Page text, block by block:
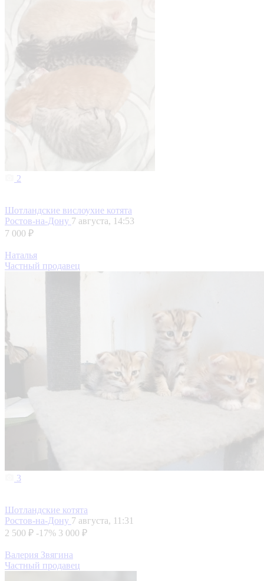
2
Шотландские вислоухие котята
Ростов-на-Дону 7 августа, 14:53
7 000 ₽
Наталья
Частный продавец
3
Шотландские котята
Ростов-на-Дону 7 августа, 11:31
2 500 ₽ -17% 3 000 ₽
Валерия Звягина
Частный продавец